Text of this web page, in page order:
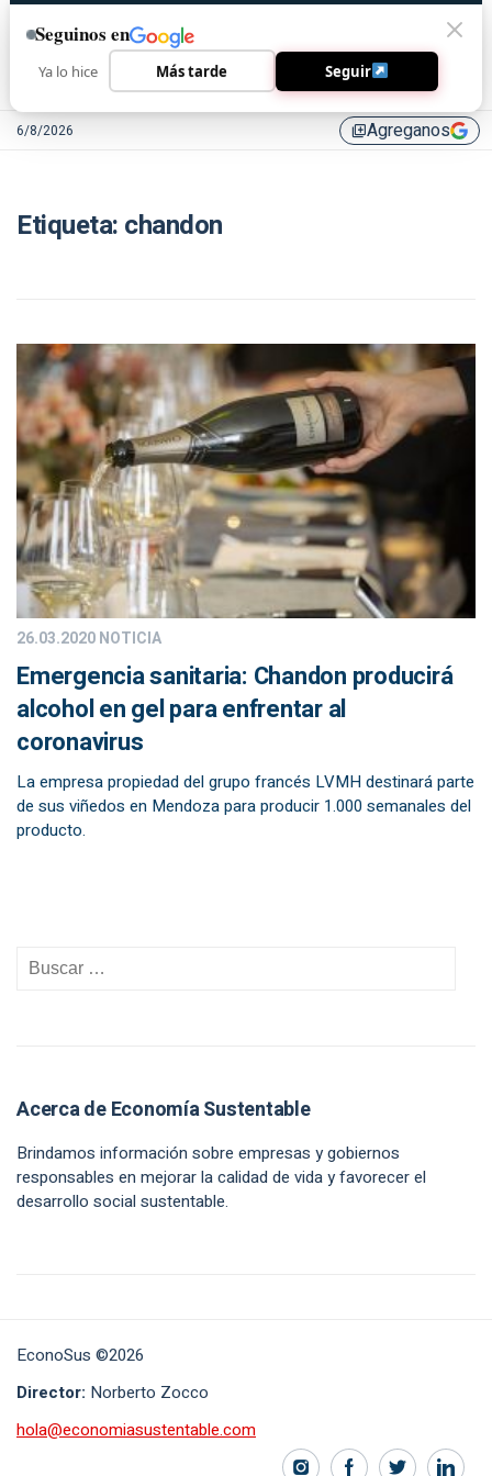
6/8/2026 library_addAgreganos
Etiqueta: chandon
26.03.2020NOTICIA
Emergencia sanitaria: Chandon producirá
alcohol en gel para enfrentar al
coronavirus
La empresa propiedad del grupo francés LVMH destinará parte
de sus viñedos en Mendoza para producir 1.000 semanales del
producto.
Acerca de Economía Sustentable
Brindamos información sobre empresas y gobiernos
responsables en mejorar la calidad de vida y favorecer el
desarrollo social sustentable.
EconoSus ©2026
Director: Norberto Zocco
hola@economiasustentable.com
Seguinos en
Ya lo hice Más tarde Seguir